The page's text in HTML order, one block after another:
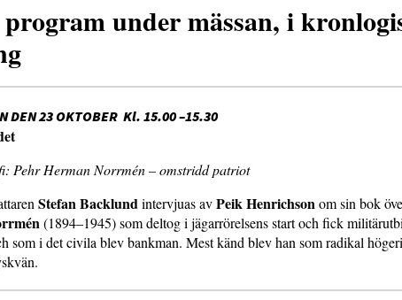
program under mässan, i
DEN 23 OKTOBER Kl. 15.00 –15.30
Pehr Herman Norrmén – omstridd patriot
Stefan Backlundintervjuas avPeik Henrichsonom sin bok
(1894–1945) som deltog i jägarrörelsens start och fick
som i det civila blev bankman. Mest känd blev han som radikal